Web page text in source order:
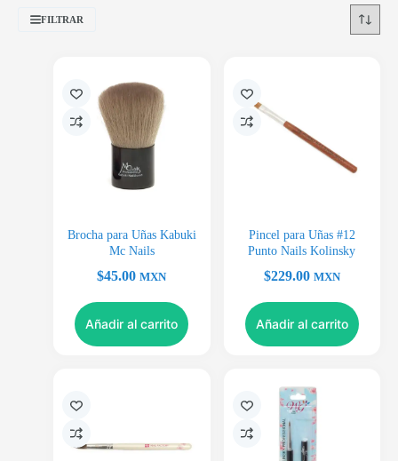
FILTRAR
Brocha para Uñas Kabuki
Mc Nails
$45.00 MXN
Añadir al carrito
Pincel para Uñas #12
Punto Nails Kolinsky
$229.00 MXN
Añadir al carrito